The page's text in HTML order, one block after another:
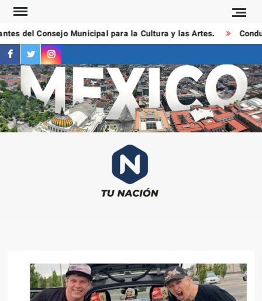
Saltar
contenido
del Consejo Municipal para la Cultura y las Artes.
facebook
twitterinstagram